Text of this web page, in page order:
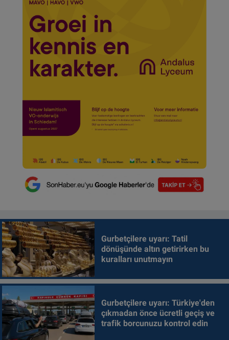
Gurbetçilere uyarı: Tatil
dönüşünde altın getirirken bu
kuralları unutmayın
Gurbetçilere uyarı: Türkiye'den
çıkmadan önce ücretli geçiş ve
trafik borcunuzu kontrol edin